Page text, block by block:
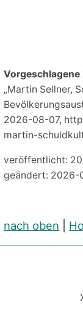
Vorgeschlagene
„Martin Sellner,
2026-08-07,
martin-
veröffentlicht:
geändert: 2026-
nach oben